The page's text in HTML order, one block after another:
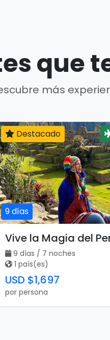
que
más
9 días
Destacado
Vive la Magia del
9 días / 7 noches
1 país(es)
USD $1,697
por persona